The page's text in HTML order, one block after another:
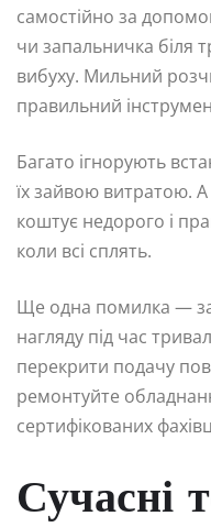
самостійно за
чи запальничка
вибуху. Мильний
правильний
Багато ігнорують
їх зайвою витратою.
коштує недорого і
коли всі сплять.
Ще одна помилка —
нагляду під час
перекрити подачу
ремонтуйте
сертифікованих
Сучасні